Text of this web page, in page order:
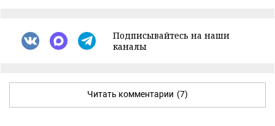
Подписывайтесь на наши
каналы
Читать комментарии (7)